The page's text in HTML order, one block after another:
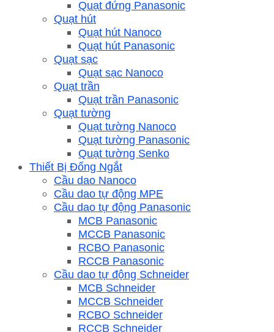
Quạt đứng Panasonic
Quạt hút
Quạt hút Nanoco
Quạt hút Panasonic
Quạt sạc
Quạt sạc Nanoco
Quạt trần
Quạt trần Panasonic
Quạt tường
Quạt tường Nanoco
Quạt tường Panasonic
Quạt tường Senko
Thiết Bị Đống Ngắt
Cầu dao Nanoco
Cầu dao tự động MPE
Cầu dao tự động Panasonic
MCB Panasonic
MCCB Panasonic
RCBO Panasonic
RCCB Panasonic
Cầu dao tự động Schneider
MCB Schneider
MCCB Schneider
RCBO Schneider
RCCB Schneider